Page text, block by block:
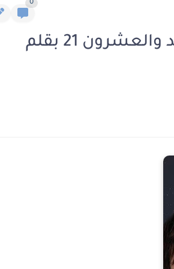
0
رواية حكايه سلطان وشهد الفصل الواحد والعشرون 21 بقلم